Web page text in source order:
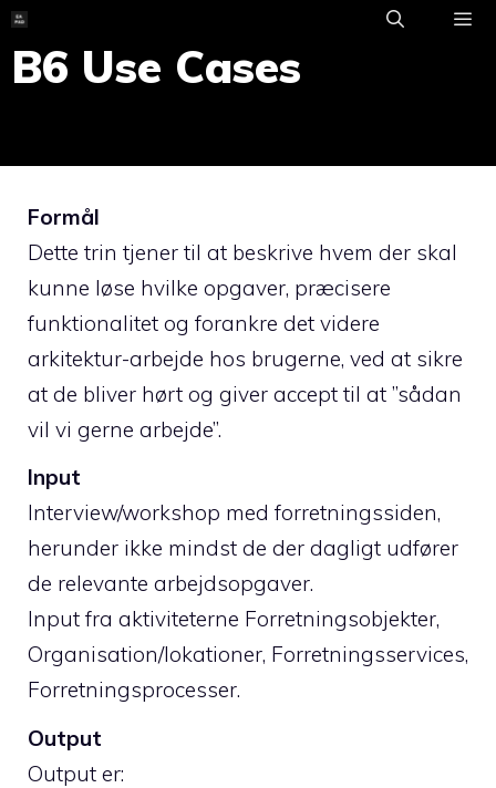
Skip
to
content
B6 Use Cases
Formål
Dette trin tjener til at beskrive hvem der skal
kunne løse hvilke opgaver, præcisere
funktionalitet og forankre det videre
arkitektur-arbejde hos brugerne, ved at sikre
at de bliver hørt og giver accept til at ”sådan
vil vi gerne arbejde”.
Input
Interview/workshop med forretningssiden,
herunder ikke mindst de der dagligt udfører
de relevante arbejdsopgaver.
Input fra aktiviteterne Forretningsobjekter,
Organisation/lokationer, Forretningsservices,
Forretningsprocesser.
Output
Output er: